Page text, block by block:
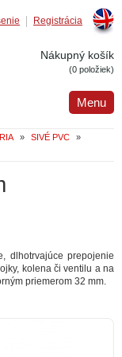
Registrácia
Nákupný košík
(0 položiek)
Menu
» SIVÉ PVC
»
dlhotrvajúce prepojenie
kolena či ventilu a na
priemerom 32 mm.